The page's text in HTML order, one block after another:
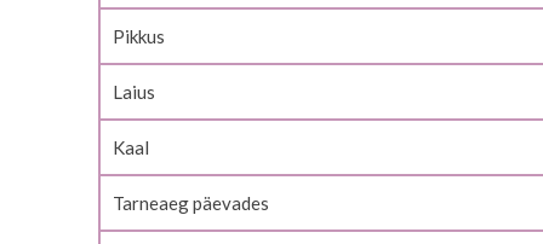
gallery
Pikkus
Laius
Kaal
Tarneaeg päevades